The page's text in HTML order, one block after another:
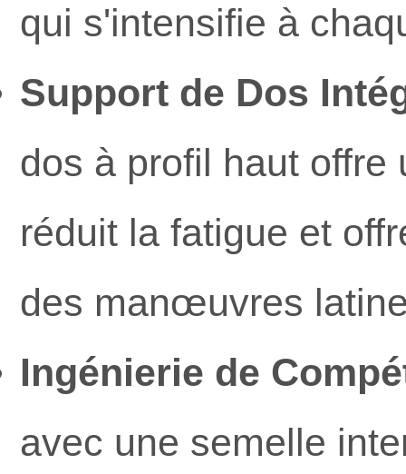
qui s'intensifie à
Support de Dos
dos à profil haut
réduit la fatigue et
des manœuvres
Ingénierie de
avec une semelle